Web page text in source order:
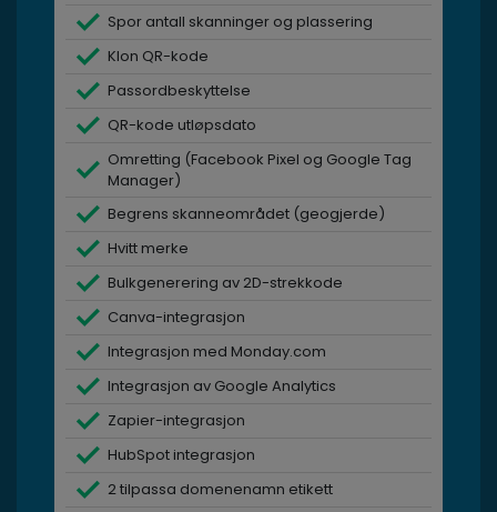
Spor antall skanninger og plassering
Klon QR-kode
Passordbeskyttelse
QR-kode utløpsdato
Omretting (Facebook Pixel og Google Tag
Manager)
Begrens skanneområdet (geogjerde)
Hvitt merke
Bulkgenerering av 2D-strekkode
Canva-integrasjon
Integrasjon med Monday.com
Integrasjon av Google Analytics
Zapier-integrasjon
HubSpot integrasjon
2 tilpassa domenenamn etikett